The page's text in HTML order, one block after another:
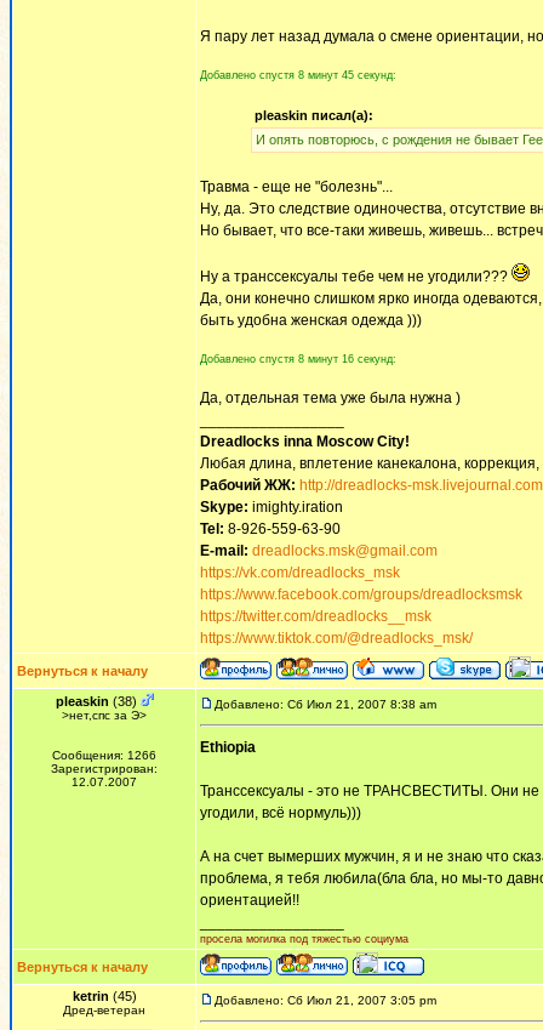
Я пару лет назад думала о смене ориентации,
Добавлено спустя 8 минут 45 секунд:
pleaskin писал(а):
И опять повторюсь, с рождения не бывает
Травма - еще не "болезнь"...
Ну, да. Это следствие одиночества, отсутствие
Но бывает, что все-таки живешь, живешь...
Ну а транссексуалы тебе чем не угодили???
Да, они конечно слишком ярко иногда
быть удобна женская одежда )))
Добавлено спустя 8 минут 16 секунд:
Да, отдельная тема уже была нужна )
Dreadlocks inna Moscow Сity!
Любая длина, вплетение канекалона,
Рабочий ЖЖ: http://dreadlocks-
Skype: imighty.iration
Tel: 8-926-559-63-90
E-mail: dreadlocks.msk@gmail.com
https://vk.com/dreadlocks_msk
https://www.facebook.com/groups/dreadlocksmsk
https://twitter.com/dreadlocks__msk
https://www.tiktok.com/@dreadlocks_msk/
Вернуться к началу
pleaskin (38)
>нет,спс за Э>
Сообщения: 1266
Зарегистрирован:
12.07.2007
Добавлено: Сб Июл 21, 2007 8:38 am
Ethiopia
Транссексуалы - это не ТРАНСВЕСТИТЫ. Они не
угодили, всё нормуль)))
А на счет вымерших мужчин, я и не знаю что
проблема, я тебя любила(бла бла, но мы-то
ориентацией!!
просела могилка под тяжестью социума
Вернуться к началу
ketrin (45)
Дред-ветеран
Добавлено: Сб Июл 21, 2007 3:05 pm